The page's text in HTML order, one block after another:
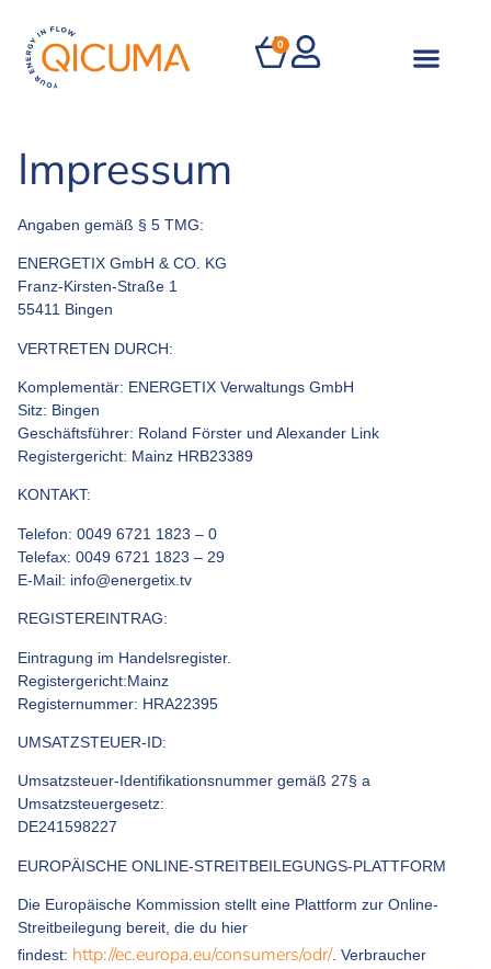
0
Impressum
Angaben gemäß § 5 TMG:
ENERGETIX GmbH & CO. KG
Franz-Kirsten-Straße 1
55411 Bingen
VERTRETEN DURCH:
Komplementär: ENERGETIX Verwaltungs GmbH
Sitz: Bingen
Geschäftsführer: Roland Förster und Alexander Link
Registergericht: Mainz HRB23389
KONTAKT:
Telefon: 0049 6721 1823 – 0
Telefax: 0049 6721 1823 – 29
E-Mail: info@energetix.tv
REGISTEREINTRAG:
Eintragung im Handelsregister.
Registergericht:Mainz
Registernummer: HRA22395
UMSATZSTEUER-ID:
Umsatzsteuer-Identifikationsnummer gemäß 27§ a
Umsatzsteuergesetz:
DE241598227
EUROPÄISCHE ONLINE-STREITBEILEGUNGS-PLATTFORM
Die Europäische Kommission stellt eine Plattform zur Online-
Streitbeilegung bereit, die du hier
findest: http://ec.europa.eu/consumers/odr/. Verbraucher